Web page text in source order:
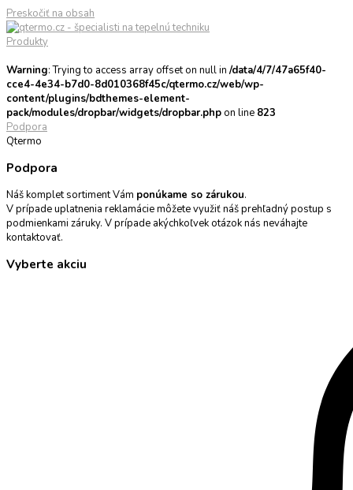
Preskočiť na obsah
Produkty
Warning: Trying to access array offset on null in /data/4/7/47a65f40-
cce4-4e34-b7d0-8d010368f45c/qtermo.cz/web/wp-
content/plugins/bdthemes-element-
pack/modules/dropbar/widgets/dropbar.phpon line 823
Podpora
Qtermo
Podpora
Náš komplet sortiment Vám ponúkame so zárukou.
V prípade uplatnenia reklamácie môžete využiť náš prehľadný postup s
podmienkami záruky. V prípade akýchkoľvek otázok nás neváhajte
kontaktovať.
Vyberte akciu